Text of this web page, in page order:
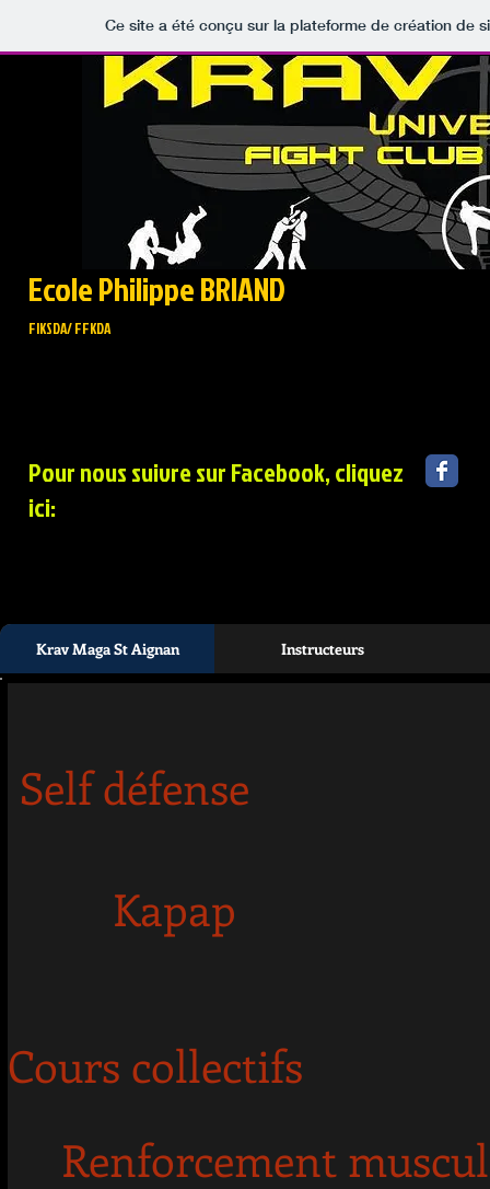
Ce site a été conçu sur la plateforme de création de
Ecole Philippe BRIAND
FIKSDA/ FFKDA
Pour nous suivre sur Facebook, cliquez
ici:
Krav Maga St Aignan Instructeurs
Self défense
Cours collectifs
Renforcement
Kapap